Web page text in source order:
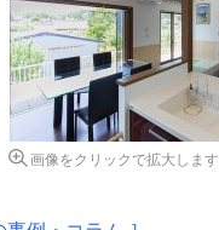
画像をクリックで拡大します